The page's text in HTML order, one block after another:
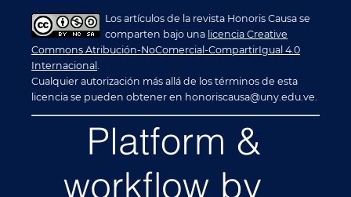
Los artículos de la revista Honoris Causa se
comparten bajo una licencia Creative
Commons Atribución-NoComercial-CompartirIgual 4.0
Internacional
Cualquier autorización más allá de los términos de esta
licencia se pueden obtener en honoriscausa@uny.edu.ve.